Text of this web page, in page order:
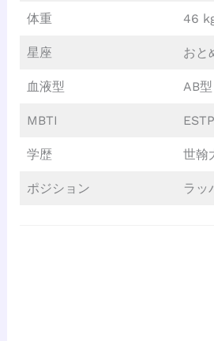
体重 46
星座 おと
血液型 AB型
MBTI ESTP
学歴 世翰
ポジション ラッ